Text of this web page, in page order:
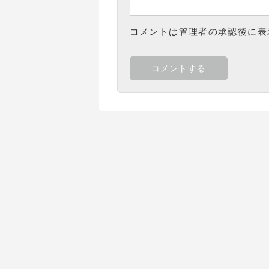
コメントは管理者の承認後に表